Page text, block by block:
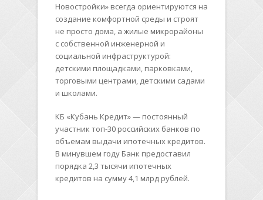
Новостройки» всегда ориентируются на
создание комфортной среды и строят
не просто дома, а жилые микрорайоны
с собственной инженерной и
социальной инфраструктурой:
детскими площадками, парковками,
торговыми центрами, детскими садами
и школами.
КБ «Кубань Кредит» — постоянный
участник топ-30 российских банков по
объемам выдачи ипотечных кредитов.
В минувшем году Банк предоставил
порядка 2,3 тысячи ипотечных
кредитов на сумму 4,1 млрд рублей.